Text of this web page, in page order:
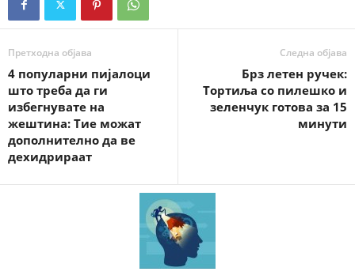
Претходна објава
4 популарни пијалоци
што треба да ги
избегнувате на
жештина: Тие можат
дополнително да ве
дехидрираат
Следна објава
Брз летен ручек:
Тортиља со пилешко и
зеленчук готова за 15
минути